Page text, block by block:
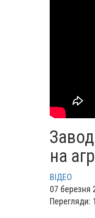
на
ВІДЕО
07 березня
Перегляди: